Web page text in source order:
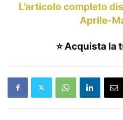
L’articolo completo
Aprile-
⭐Acquista la